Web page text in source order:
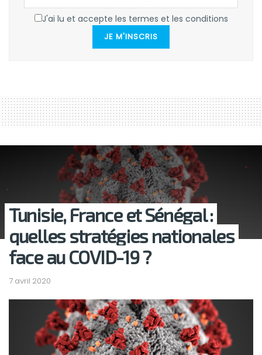
J'ai lu et accepte les termes et les conditions
JE M'INSCRIS
Tunisie, France et Sénégal :
quelles stratégies nationales
face au COVID-19 ?
7 avril 2020